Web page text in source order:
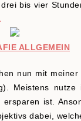
bis vier
ALLGEMEIN
nun mit meiner
Meistens nutze
ist.
dabei,